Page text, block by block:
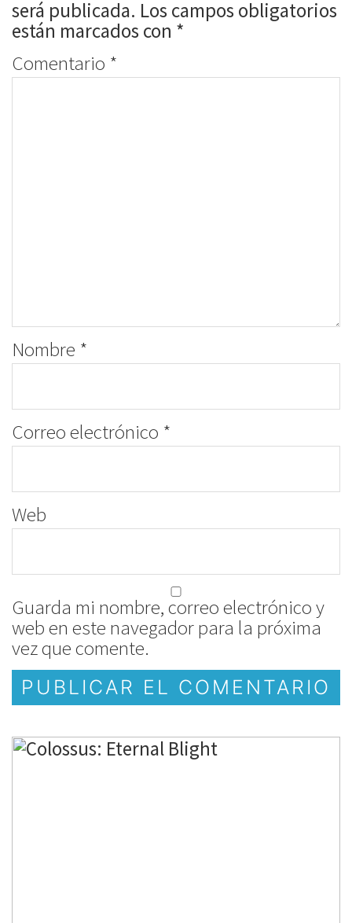
será publicada. Los campos obligatorios
están marcados con *
Comentario *
Nombre *
Correo electrónico *
Web
Guarda mi nombre, correo electrónico y
web en este navegador para la próxima
vez que comente.